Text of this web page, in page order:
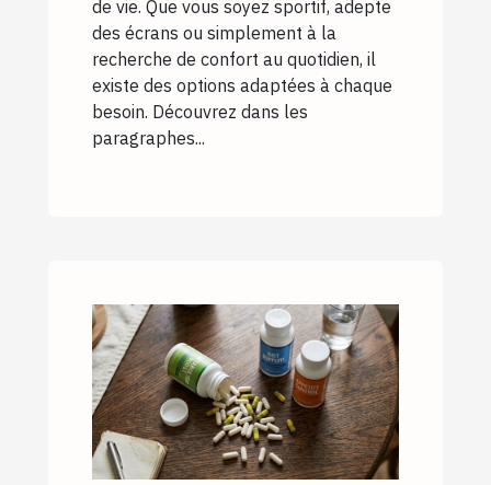
de vie. Que vous soyez sportif, adepte
des écrans ou simplement à la
recherche de confort au quotidien, il
existe des options adaptées à chaque
besoin. Découvrez dans les
paragraphes...